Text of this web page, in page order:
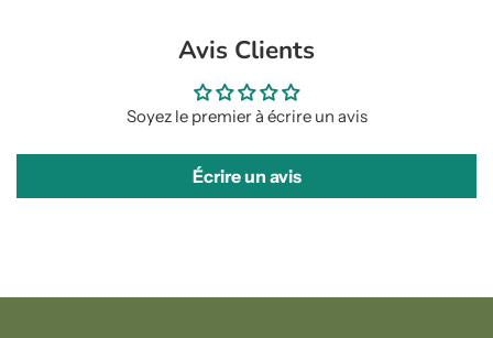
Avis Clients
Soyez le premier à écrire un avis
Écrire un avis